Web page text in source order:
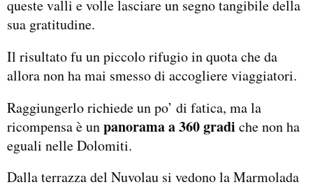
queste valli e volle lasciare un segno tangibile della
sua gratitudine.
Il risultato fu un piccolo rifugio in quota che da
allora non ha mai smesso di accogliere viaggiatori.
Raggiungerlo richiede un po’ di fatica, ma la
ricompensa è unpanorama a 360 gradi che non ha
eguali nelle Dolomiti.
Dalla terrazza del Nuvolau si vedono la Marmolada